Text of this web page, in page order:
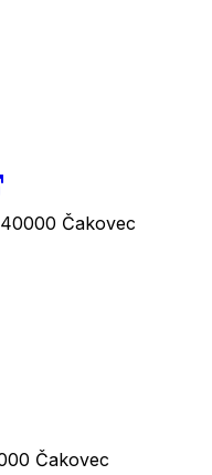
Čakovec
Čakovec